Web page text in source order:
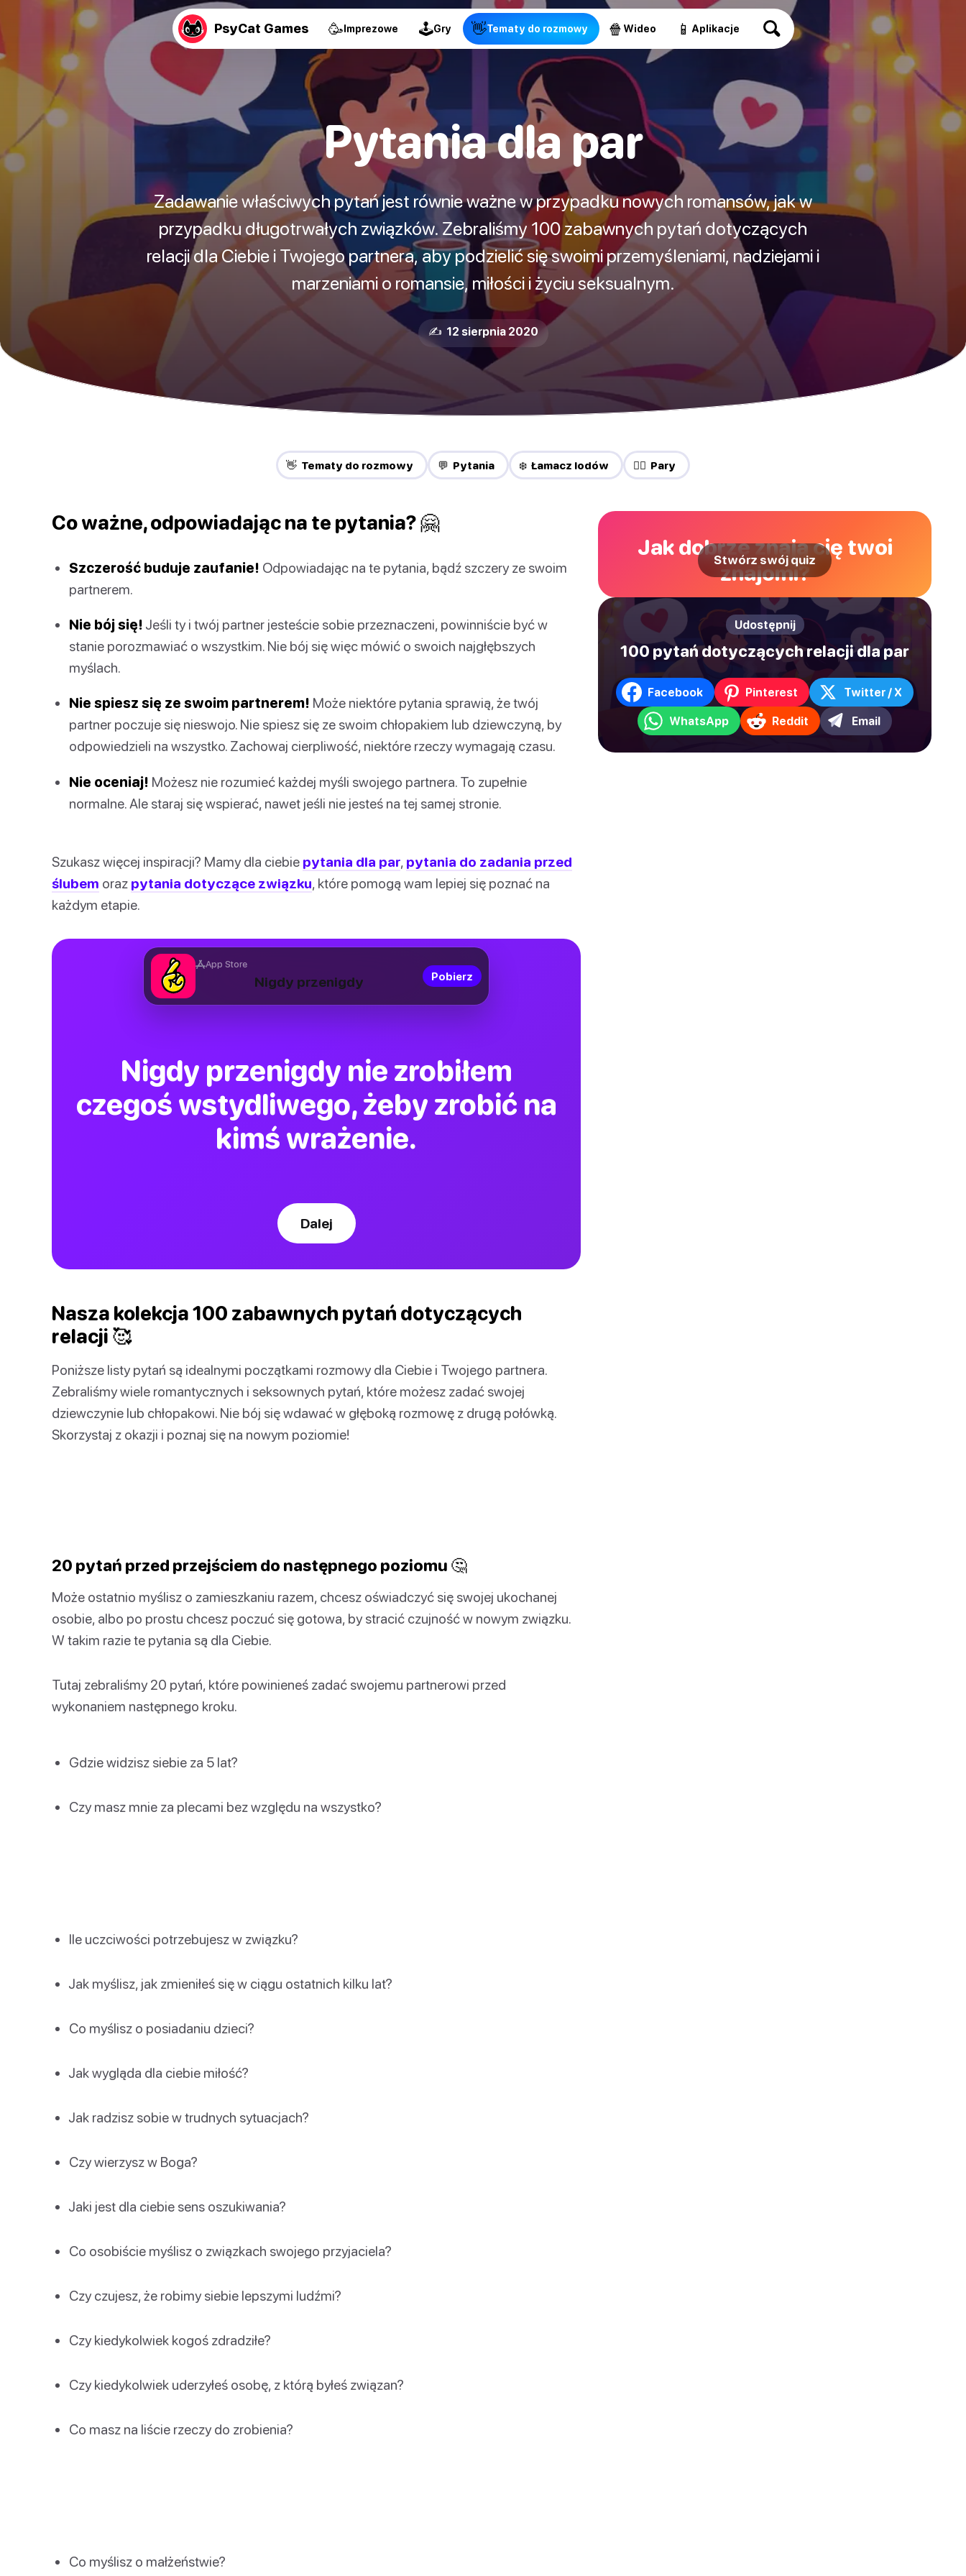
PsyCat Games 🥳Imprezowe 🕹Gry 👋Tematy do rozmowy 🍿 Wideo 📱 Aplikacje
Pytania dla par
Zadawanie właściwych pytań jest równie ważne w przypadku nowych romansów, jak w
przypadku długotrwałych związków. Zebraliśmy 100 zabawnych pytań dotyczących
relacji dla Ciebie i Twojego partnera, aby podzielić się swoimi przemyśleniami, nadziejami i
marzeniami o romansie, miłości i życiu seksualnym.
✍️ 12 sierpnia 2020
👋 Tematy do rozmowy 💬 Pytania ❄️ Łamacz lodów ❤️‍🔥 Pary
Co ważne, odpowiadając na te pytania? 🤗
Szczerość buduje zaufanie! Odpowiadając na te pytania, bądź szczery ze swoim
partnerem.
Nie bój się! Jeśli ty i twój partner jesteście sobie przeznaczeni, powinniście być w
stanie porozmawiać o wszystkim. Nie bój się więc mówić o swoich najgłębszych
myślach.
Nie spiesz się ze swoim partnerem! Może niektóre pytania sprawią, że twój
partner poczuje się nieswojo. Nie spiesz się ze swoim chłopakiem lub dziewczyną, by
odpowiedzieli na wszystko. Zachowaj cierpliwość, niektóre rzeczy wymagają czasu.
Nie oceniaj! Możesz nie rozumieć każdej myśli swojego partnera. To zupełnie
normalne. Ale staraj się wspierać, nawet jeśli nie jesteś na tej samej stronie.
Szukasz więcej inspiracji? Mamy dla ciebie pytania dla par, pytania do zadania przed
ślubem oraz pytania dotyczące związku, które pomogą wam lepiej się poznać na
każdym etapie.
App Store
Nigdy przenigdy Pobierz
Nigdy przenigdy nie zrobiłem
czegoś wstydliwego, żeby zrobić na
kimś wrażenie.
Dalej
Nasza kolekcja 100 zabawnych pytań dotyczących
relacji 🥰
Poniższe listy pytań są idealnymi początkami rozmowy dla Ciebie i Twojego partnera.
Zebraliśmy wiele romantycznych i seksownych pytań, które możesz zadać swojej
dziewczynie lub chłopakowi. Nie bój się wdawać w głęboką rozmowę z drugą połówką.
Skorzystaj z okazji i poznaj się na nowym poziomie!
20 pytań przed przejściem do następnego poziomu 🤔
Może ostatnio myślisz o zamieszkaniu razem, chcesz oświadczyć się swojej ukochanej
osobie, albo po prostu chcesz poczuć się gotowa, by stracić czujność w nowym związku.
W takim razie te pytania są dla Ciebie.
Tutaj zebraliśmy 20 pytań, które powinieneś zadać swojemu partnerowi przed
wykonaniem następnego kroku.
Gdzie widzisz siebie za 5 lat?
Czy masz mnie za plecami bez względu na wszystko?
Ile uczciwości potrzebujesz w związku?
Jak myślisz, jak zmieniłeś się w ciągu ostatnich kilku lat?
Co myślisz o posiadaniu dzieci?
Jak wygląda dla ciebie miłość?
Jak radzisz sobie w trudnych sytuacjach?
Czy wierzysz w Boga?
Jaki jest dla ciebie sens oszukiwania?
Co osobiście myślisz o związkach swojego przyjaciela?
Czy czujesz, że robimy siebie lepszymi ludźmi?
Czy kiedykolwiek kogoś zdradziłe?
Czy kiedykolwiek uderzyłeś osobę, z którą byłeś związan?
Co masz na liście rzeczy do zrobienia?
Co myślisz o małżeństwie?
Jak dobrze znają cię twoi
znajomi?
Stwórz swój quiz
Udostępnij
100 pytań dotyczących relacji dla par
Facebook Pinterest Twitter / X
WhatsApp Reddit Email